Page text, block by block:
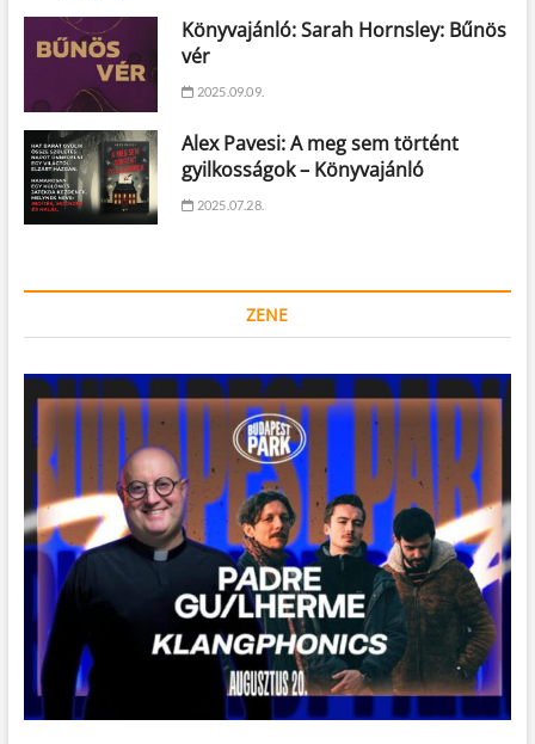
Könyvajánló: Sarah Hornsley: Bűnös
vér
2025.09.09.
Alex Pavesi: A meg sem történt
gyilkosságok – Könyvajánló
2025.07.28.
ZENE